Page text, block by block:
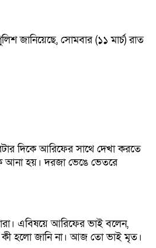
জানিয়েছে, সোমবার (১১ মার্চ) রাত
দিকে আরিফের সাথে দেখা করতে
আনা হয়। দরজা ভেঙে ভেতরে
এবিষয়ে আরিফের ভাই বলেন,
কী হলো জানি না। আজ তো ভাই মৃত।